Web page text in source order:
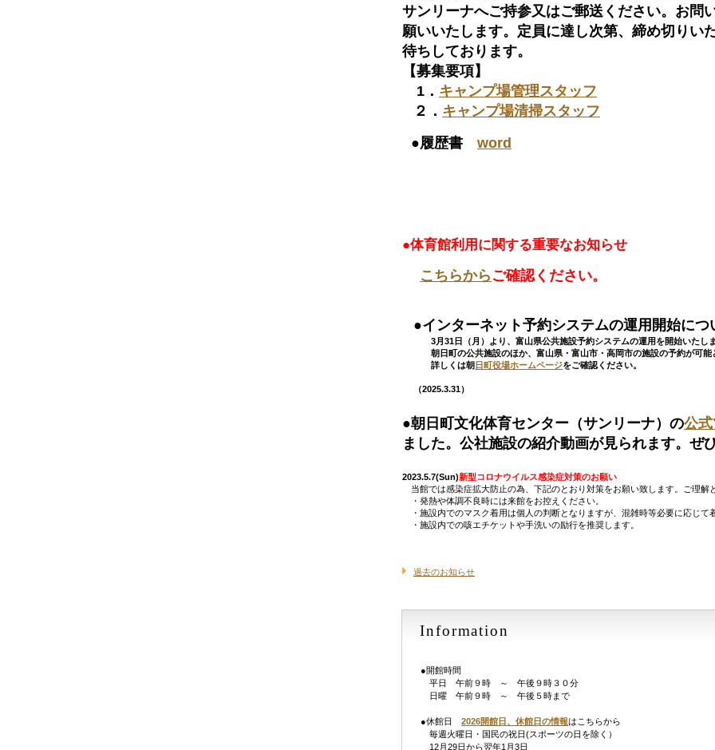
サンリーナへご持参又はご郵送ください。お問
願いいたします。定員に達し次第、締め切りい
待ちしております。
【募集要項】
1． キャンプ場管理スタッフ
２． キャンプ場清掃スタッフ
●履歴書word
（
●体育館利用に関する重要なお知らせ
こちらから ご確認ください。
●インターネット予約システムの運用開始につ
3月31日（月）より、富山県公共施設予約システムの運用を開始いたしま
朝日町の公共施設のほか、富山県・富山市・高岡市の施設の予約が可能
詳しくは朝 日町役場ホームページをご確認ください。
（2025.3.31）
●朝日町文化体育センター（サンリーナ）の公
ました。公社施設の紹介動画が見られます。ぜ
2023.5.7(Sun)新型コロナウイルス感染症対策のお願い
当館では感染症拡大防止の為、下記のとおり対策をお願い致します。ご理解
・発熱や体調不良時には来館をお控えください。
・施設内でのマスク着用は個人の判断となりますが、混雑時等必要に応じて
・施設内での咳エチケットや手洗いの励行を推奨します。
過去のお知らせ
Information
●開館時間
平日 午前９時 ～ 午後９時３０分
日曜 午前９時 ～ 午後５時まで
●休館日2026開館日、休館日の情報はこちらから
毎週火曜日・国民の祝日(スポーツの日を除く）
12月29日から翌年1月3日